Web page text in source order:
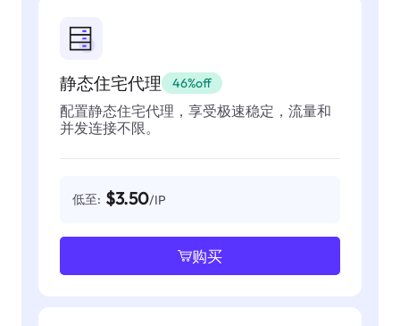
静态住宅代理 46%off
配置静态住宅代理，享受极速稳定，流量和
并发连接不限。
低至: $3.50/IP
购买